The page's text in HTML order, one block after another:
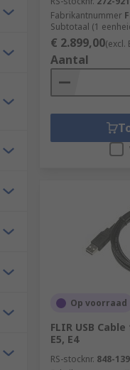
Fabrikantnummer
Subtotaal (1
€ 2.899,00(excl.
Aantal
Op voorraad
FLIR USB
E5, E4
RS-stocknr. 848-